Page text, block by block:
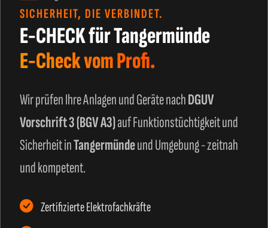
SICHERHEIT, DIE VERBINDET.
E-CHECK für Tangermünde
E-Check vom Profi.
Wir prüfen Ihre Anlagen und Geräte nachDGUV
Vorschrift 3 (BGV A3)auf Funktionstüchtigkeit und
Sicherheit inTangermündeund Umgebung - zeitnah
und kompetent.
Zertifizierte Elektrofachkräfte